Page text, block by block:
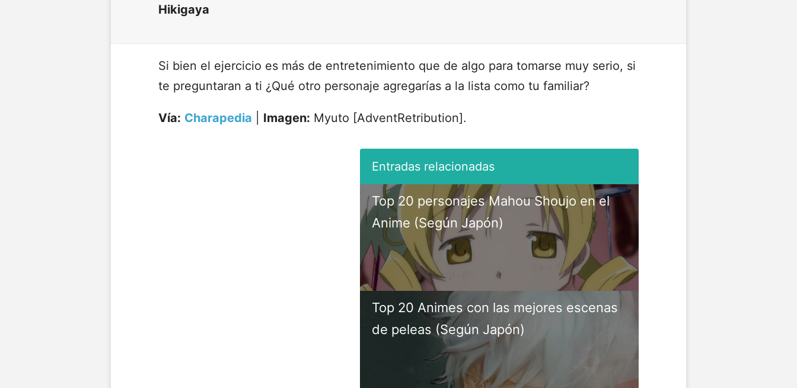
Hikigaya
Si bien el ejercicio es más de entretenimiento que de algo para tomarse muy serio, si
te preguntaran a ti ¿Qué otro personaje agregarías a la lista como tu familiar?
Vía: Charapedia Imagen: Myuto [AdventRetribution].
Top 20 personajes Mahou Shoujo en el
Anime (Según Japón)
Top 20 Animes con las mejores escenas
de peleas (Según Japón)